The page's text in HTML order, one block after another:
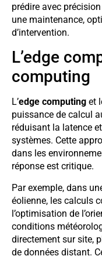
prédire avec
une maintenance,
d’intervention.
L’edge
computing
L’edge computing et
puissance de calcul
réduisant la latence
systèmes. Cette
dans les
réponse est critique.
Par exemple, dans
éolienne, les calculs
l’optimisation de
conditions
directement sur site,
de données distant.